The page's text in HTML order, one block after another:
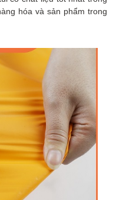
hóa và sản phẩm trong